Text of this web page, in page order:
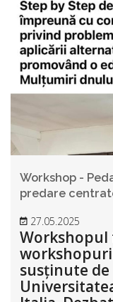
Workshop -
predare
27.05.2025
Workshopul
susținute